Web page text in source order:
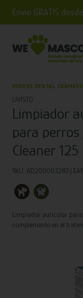
Envío GRATIS
HIGIENE DENTAL,
LIVISTO
Limpiador
para
Cleaner
SKU: AD200003283 |
Limpiador auricular
complemento en el